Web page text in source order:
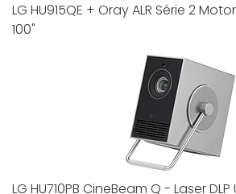
LG HU915QE + Oray ALR Série 2
100"
LG HU710PB CineBeam Q - Laser